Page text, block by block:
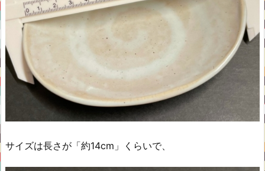
サイズは長さが「約14cm」くらいで、